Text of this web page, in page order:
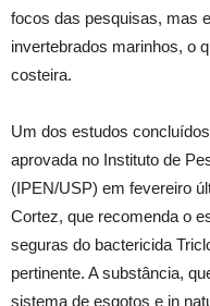
focos das pesquisas, mas
invertebrados marinhos, o
costeira.
Um dos estudos
aprovada no Instituto de
(IPEN/USP) em fevereiro
Cortez, que recomenda o
seguras do bactericida
pertinente. A substância,
sistema de esgotos e in